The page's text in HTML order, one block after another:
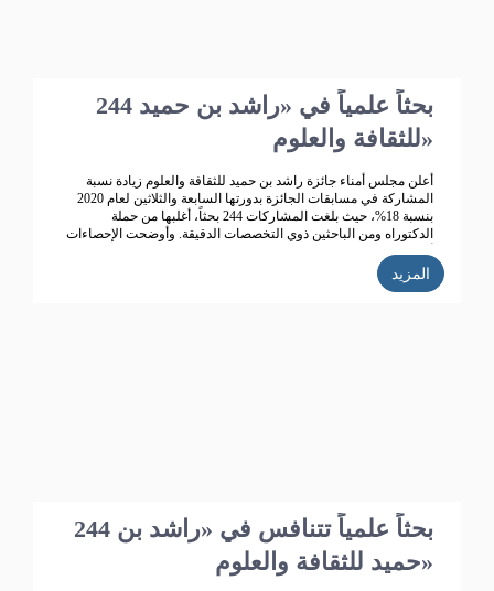
244 بحثاً علمياً في «راشد بن حميد
للثقافة والعلوم»
أعلن مجلس أمناء جائزة راشد بن حميد للثقافة والعلوم زيادة نسبة
المشاركة في مسابقات الجائزة بدورتها السابعة والثلاثين لعام 2020
بنسبة 18%، حيث بلغت المشاركات 244 بحثاً، أغلبها من حملة
الدكتوراه ومن الباحثين ذوي التخصصات الدقيقة. وأوضحت الإحصاءات
المملكة العربية السعودية ثم الإمارات، ثم سلطنة عمان ثم البحرين
والكويت.
المزيد
244 بحثاً علمياً تتنافس في «راشد بن
حميد للثقافة والعلوم»